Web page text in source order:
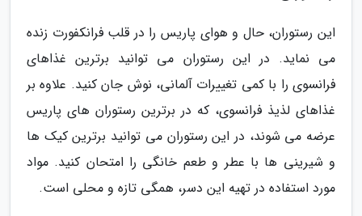
این رستوران، حال و هوای پاریس را در قلب فرانکفورت زنده
می نماید. در این رستوران می توانید برترین غذاهای
فرانسوی را با کمی تغییرات آلمانی، نوش جان کنید. علاوه بر
غذاهای لذیذ فرانسوی، که در برترین رستوران های پاریس
عرضه می شوند، در این رستوران می توانید برترین کیک ها
و شیرینی ها با عطر و طعم خانگی را امتحان کنید. مواد
مورد استفاده در تهیه این دسر، همگی تازه و محلی است.